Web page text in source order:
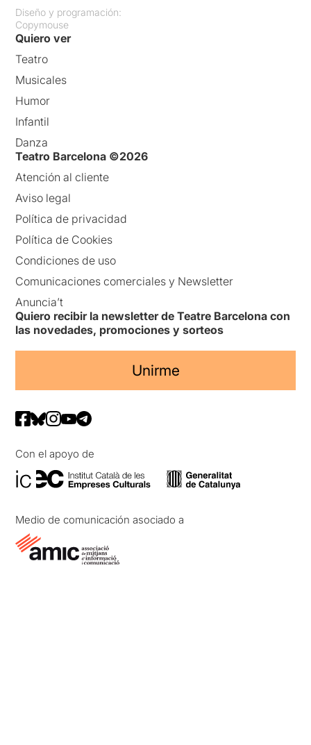
Diseño y programación:
Copymouse
Quiero ver
Teatro
Musicales
Humor
Infantil
Danza
Teatro Barcelona ©2026
Atención al cliente
Aviso legal
Política de privacidad
Política de Cookies
Condiciones de uso
Comunicaciones comerciales y Newsletter
Anuncia’t
Quiero recibir la newsletter de Teatre Barcelona con
las novedades, promociones y sorteos
Unirme
Con el apoyo de
Medio de comunicación asociado a